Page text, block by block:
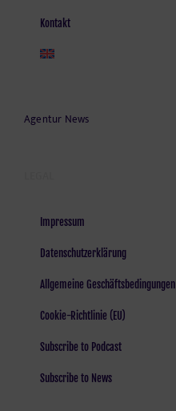
Kontakt
Agentur News
Impressum
Datenschutzerklärung
Allgemeine Geschäftsbedingungen
Cookie-Richtlinie (EU)
Subscribe to Podcast
Subscribe to News